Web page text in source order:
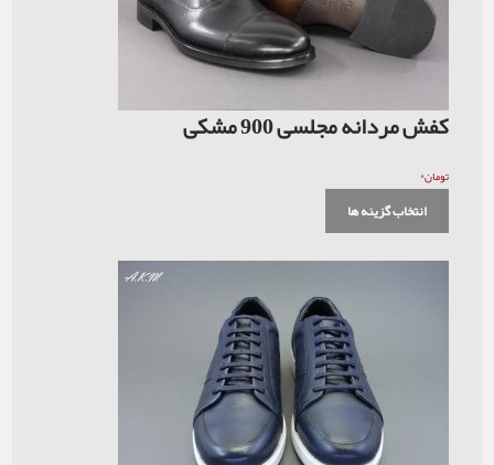
کفش مردانه مجلسی 900 مشکی
تومان۰
انتخاب گزینه ها